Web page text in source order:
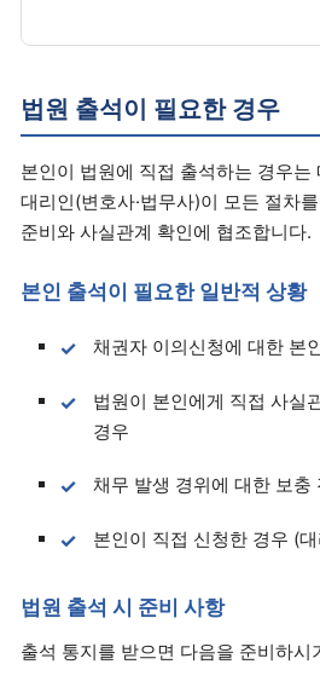
법원 출석이 필요한 경우
본인이 법원에 직접 출석하는 경우는
대리인(변호사·법무사)이 모든 절차
준비와 사실관계 확인에 협조합니다.
본인 출석이 필요한 일반적 상황
채권자 이의신청에 대한 본
법원이 본인에게 직접 사실
경우
채무 발생 경위에 대한 보충
본인이 직접 신청한 경우 (
법원 출석 시 준비 사항
출석 통지를 받으면 다음을 준비하시